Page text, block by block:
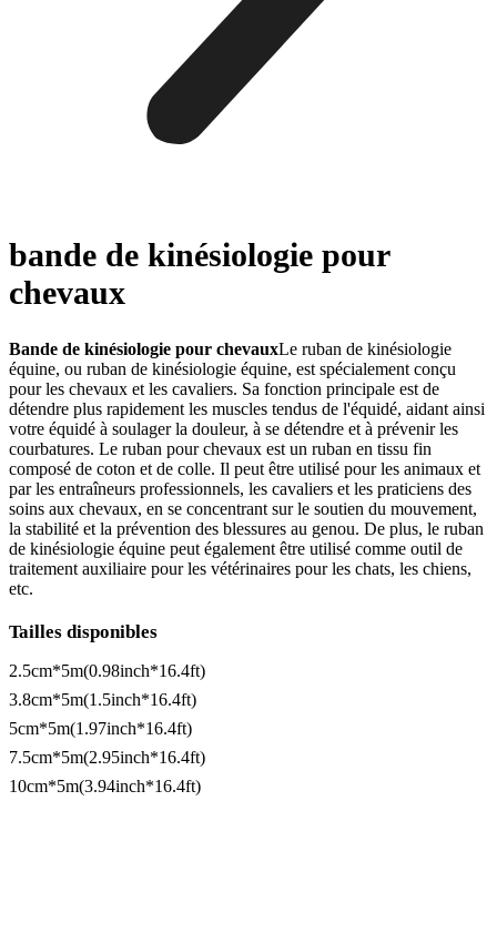
bande de kinésiologie pour
chevaux
Bande de kinésiologie pour chevauxLe ruban de kinésiologie
équine, ou ruban de kinésiologie équine, est spécialement conçu
pour les chevaux et les cavaliers. Sa fonction principale est de
détendre plus rapidement les muscles tendus de l'équidé, aidant ainsi
votre équidé à soulager la douleur, à se détendre et à prévenir les
courbatures. Le ruban pour chevaux est un ruban en tissu fin
composé de coton et de colle. Il peut être utilisé pour les animaux et
par les entraîneurs professionnels, les cavaliers et les praticiens des
soins aux chevaux, en se concentrant sur le soutien du mouvement,
la stabilité et la prévention des blessures au genou. De plus, le ruban
de kinésiologie équine peut également être utilisé comme outil de
traitement auxiliaire pour les vétérinaires pour les chats, les chiens,
etc.
Tailles disponibles
2.5cm*5m(0.98inch*16.4ft)
3.8cm*5m(1.5inch*16.4ft)
5cm*5m(1.97inch*16.4ft)
7.5cm*5m(2.95inch*16.4ft)
10cm*5m(3.94inch*16.4ft)